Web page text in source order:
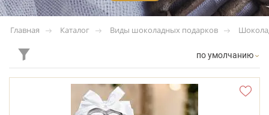
Главная Каталог Виды шоколадных подарков
по умолчанию